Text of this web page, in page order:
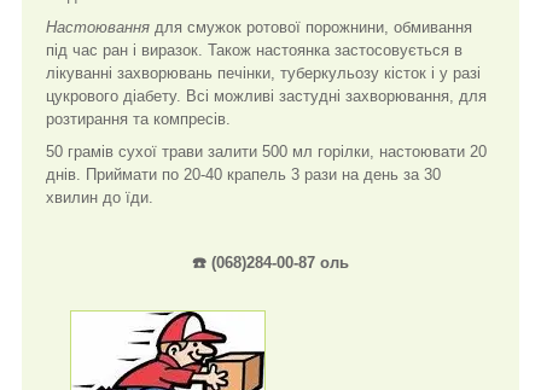
Настоювання для смужок ротової порожнини, обмивання
під час ран і виразок. Також настоянка застосовується в
лікуванні захворювань печінки, туберкульозу кісток і у разі
цукрового діабету. Всі можливі застудні захворювання, для
розтирання та компресів.
50 грамів сухої трави залити 500 мл горілки, настоювати 20
днів. Приймати по 20-40 крапель 3 рази на день за 30
хвилин до їди.
☎️ (068)284-00-87 оль